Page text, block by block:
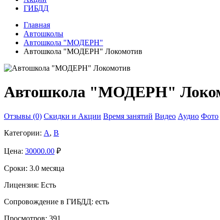
ГИБДД
Главная
Автошколы
Автошкола "МОДЕРН"
Автошкола "МОДЕРН" Локомотив
Автошкола "МОДЕРН"
Отзывы (0) Скидки и Акции Время занятий Видео Аудио Фото
Категории: A, B
Цена: 30000.00 ₽
Сроки: 3.0 месяца
Лицензия: Есть
Сопровождение в ГИБДД: есть
Просмотров: 391